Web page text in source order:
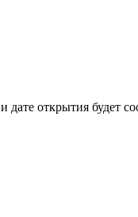
дате открытия будет